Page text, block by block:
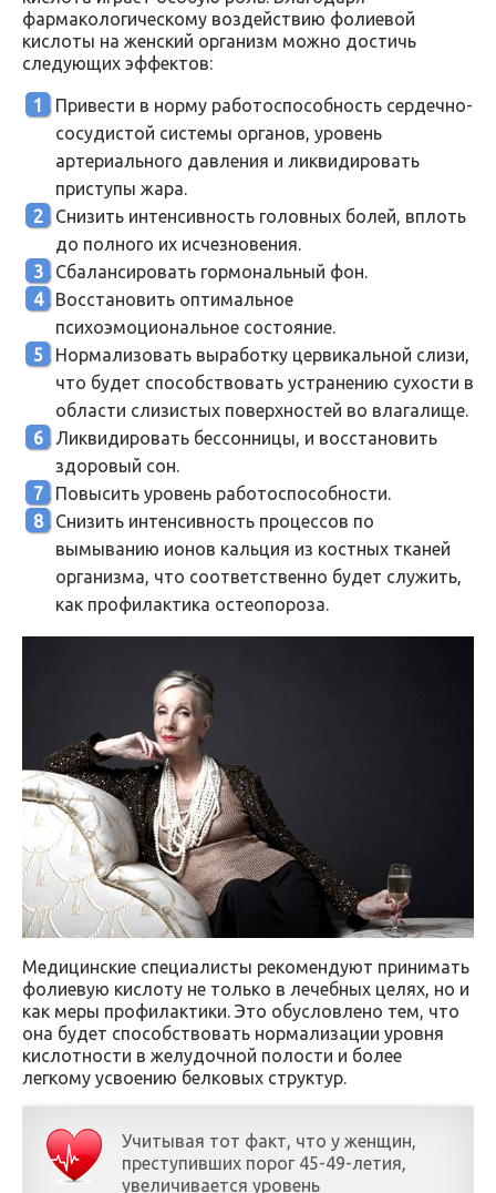
фармакологическому воздействию фолиевой
кислоты на женский организм можно достичь
следующих эффектов:
Привести в норму работоспособность сердечно-
сосудистой системы органов, уровень
артериального давления и ликвидировать
приступы жара.
Снизить интенсивность головных болей, вплоть
до полного их исчезновения.
Сбалансировать гормональный фон.
Восстановить оптимальное
психоэмоциональное состояние.
Нормализовать выработку цервикальной слизи,
что будет способствовать устранению сухости в
области слизистых поверхностей во влагалище.
Ликвидировать бессонницы, и восстановить
здоровый сон.
Повысить уровень работоспособности.
Снизить интенсивность процессов по
вымыванию ионов кальция из костных тканей
организма, что соответственно будет служить,
как профилактика остеопороза.
Медицинские специалисты рекомендуют принимать
фолиевую кислоту не только в лечебных целях, но и
как меры профилактики. Это обусловлено тем, что
она будет способствовать нормализации уровня
кислотности в желудочной полости и более
легкому усвоению белковых структур.
Учитывая тот факт, что у женщин,
преступивших порог 45-49-летия,
увеличивается уровень